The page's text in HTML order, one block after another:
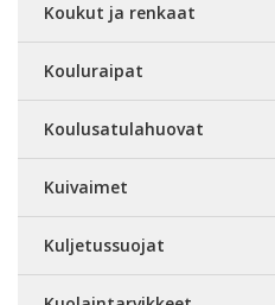
Koukut ja renkaat
Kouluraipat
Koulusatulahuovat
Kuivaimet
Kuljetussuojat